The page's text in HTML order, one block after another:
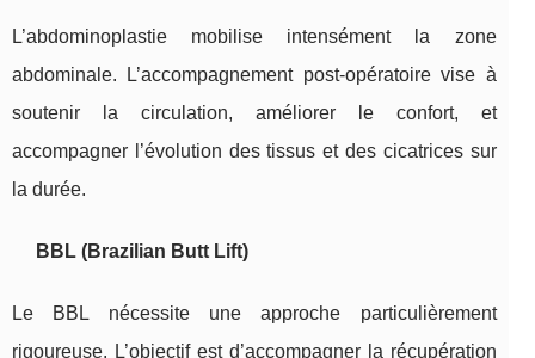
L’abdominoplastie mobilise intensément la zone
abdominale. L’accompagnement post-opératoire vise à
soutenir la circulation, améliorer le confort, et
accompagner l’évolution des tissus et des cicatrices sur
la durée.
BBL (Brazilian Butt Lift)
Le BBL nécessite une approche particulièrement
rigoureuse. L’objectif est d’accompagner la récupération